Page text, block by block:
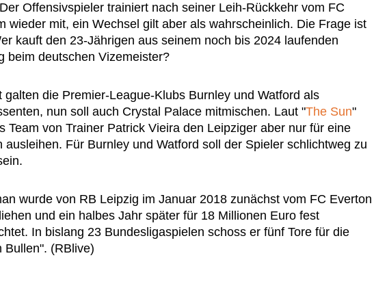
Offensivspieler trainiert nach seiner Leih-Rückkehr vom FC
wieder mit, ein Wechsel gilt aber als wahrscheinlich. Die Frage ist
kauft den 23-Jährigen aus seinem noch bis 2024 laufenden
beim deutschen Vizemeister?
galten die Premier-League-Klubs Burnley und Watford als
nun soll auch Crystal Palace mitmischen. Laut "The Sun"
Team von Trainer Patrick Vieira den Leipziger aber nur für eine
ausleihen. Für Burnley und Watford soll der Spieler schlichtweg zu
wurde von RB Leipzig im Januar 2018 zunächst vom FC Everton
und ein halbes Jahr später für 18 Millionen Euro fest
In bislang 23 Bundesligaspielen schoss er fünf Tore für die
Bullen". (RBlive)